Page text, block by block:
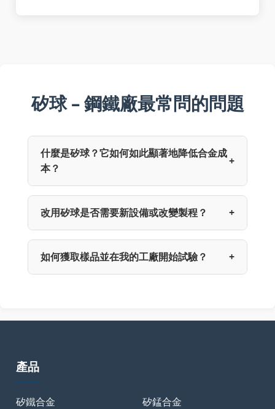
矽球 – 鋼鐵廠最常問的問題
什麼是矽球？它如何如此顯著地降低合金成
本？
+
改用矽球是否需要新設備或改變製程？ +
如何獲取樣品並在我的工廠開始試驗？ +
產品
矽鐵合金
矽錳合金